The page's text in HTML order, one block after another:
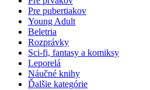
Pre pubertiakov
Young Adult
Beletria
Rozprávky
Sci-fi, fantasy a komiksy
Leporelá
Náučné knihy
Ďalšie kategórie